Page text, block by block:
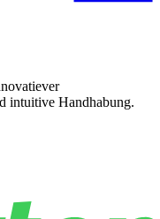
intuitive Handhabung.